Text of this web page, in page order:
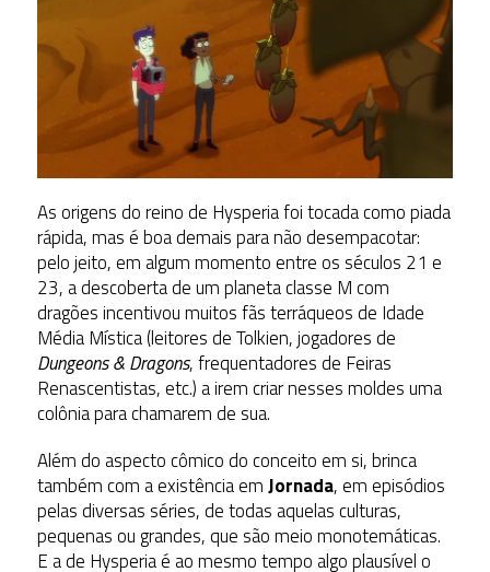
As origens do reino de Hysperia foi tocada como piada
rápida, mas é boa demais para não desempacotar:
pelo jeito, em algum momento entre os séculos 21 e
23, a descoberta de um planeta classe M com
dragões incentivou muitos fãs terráqueos de Idade
Média Mística (leitores de Tolkien, jogadores de
Dungeons & Dragons, frequentadores de Feiras
Renascentistas, etc.) a irem criar nesses moldes uma
colônia para chamarem de sua.
Além do aspecto cômico do conceito em si, brinca
também com a existência emJornada, em episódios
pelas diversas séries, de todas aquelas culturas,
pequenas ou grandes, que são meio monotemáticas.
E a de Hysperia é ao mesmo tempo algo plausível o